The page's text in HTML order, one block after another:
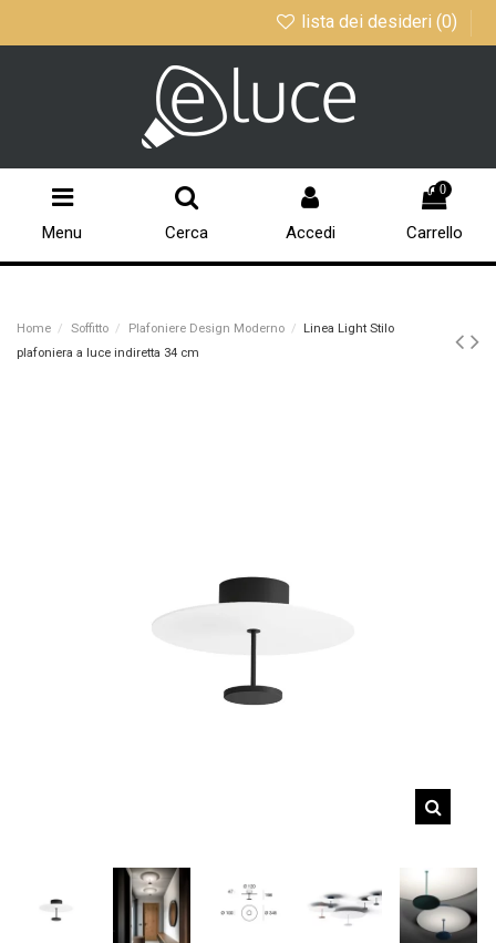
lista dei desideri (0)
Menu Cerca Accedi
0
Carrello
Home Soffitto Plafoniere Design Moderno
Linea Light Stilo
plafoniera a luce indiretta 34 cm